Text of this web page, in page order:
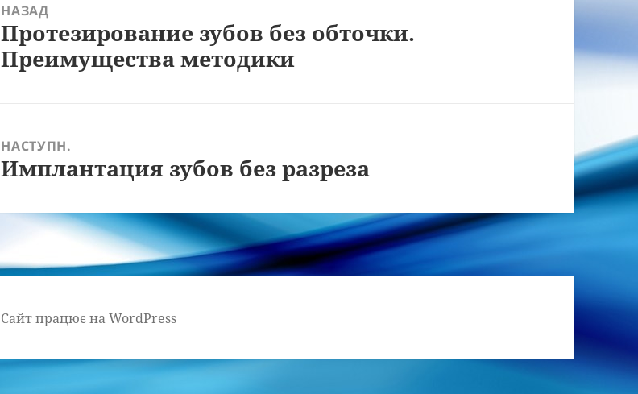
НАЗАД
Попередній
запис:
Протезирование зубов без обточки.
Преимущества методики
НАСТУПН.
Наступний
Имплантация зубов без разреза
Сайт працює на WordPress